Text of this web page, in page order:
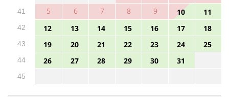
41 5 6 7 8 9 10 11
42 12 13 14 15 16 17 18
43 19 20 21 22 23 24 25
44 26 27 28 29 30 31
45